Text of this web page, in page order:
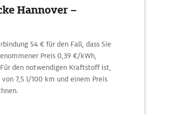
Hannover –
54 € für den Fall, dass Sie
Preis 0,39 €/kWh,
den notwendigen Kraftstoff ist,
7,5 l/100 km und einem Preis